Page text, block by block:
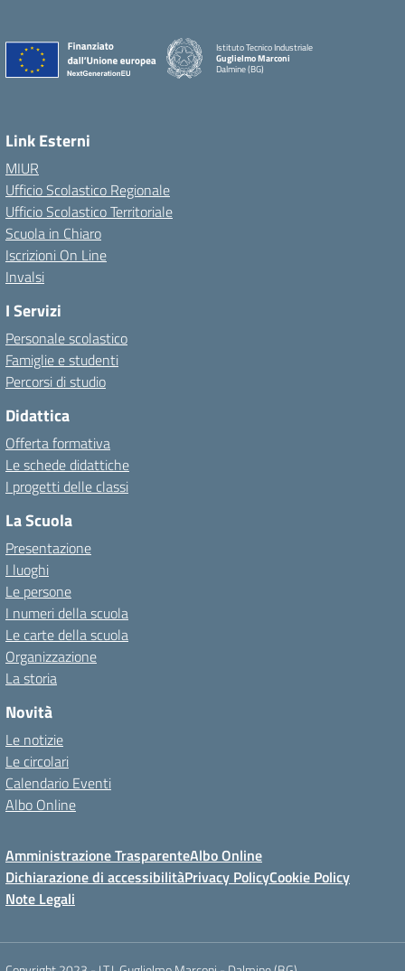
Istituto Tecnico Industriale
Guglielmo Marconi
Dalmine (BG)
Link Esterni
MIUR
Ufficio Scolastico Regionale
Ufficio Scolastico Territoriale
Scuola in Chiaro
Iscrizioni On Line
Invalsi
I Servizi
Personale scolastico
Famiglie e studenti
Percorsi di studio
Didattica
Offerta formativa
Le schede didattiche
I progetti delle classi
La Scuola
Presentazione
I luoghi
Le persone
I numeri della scuola
Le carte della scuola
Organizzazione
La storia
Novità
Le notizie
Le circolari
Calendario Eventi
Albo Online
Amministrazione TrasparenteAlbo Online
Dichiarazione di accessibilitàPrivacy PolicyCookie Policy
Note Legali